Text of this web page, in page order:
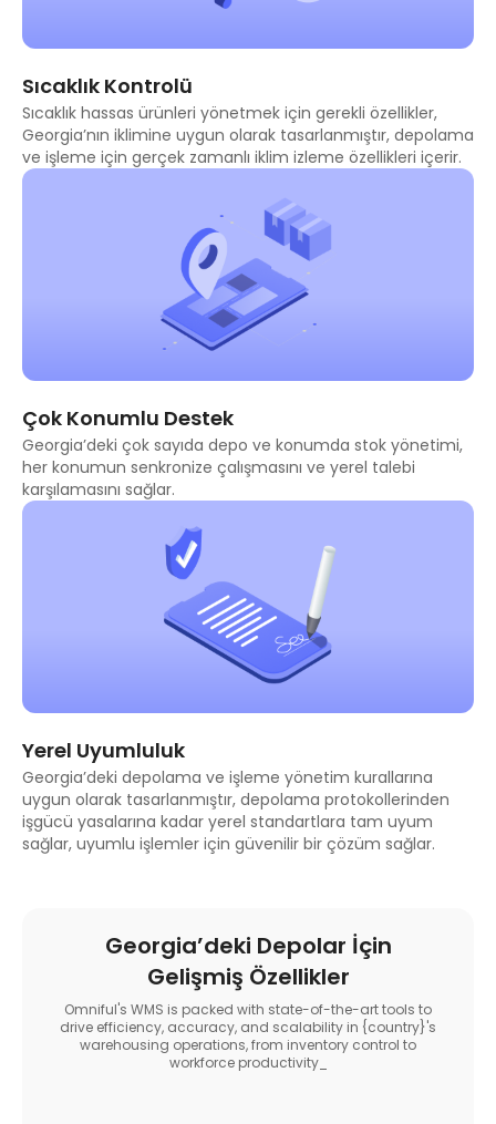
Sıcaklık Kontrolü
Sıcaklık hassas ürünleri yönetmek için gerekli özellikler,
Georgia’nın iklimine uygun olarak tasarlanmıştır, depolama
ve işleme için gerçek zamanlı iklim izleme özellikleri içerir.
Çok Konumlu Destek
Georgia’deki çok sayıda depo ve konumda stok yönetimi,
her konumun senkronize çalışmasını ve yerel talebi
karşılamasını sağlar.
Yerel Uyumluluk
Georgia’deki depolama ve işleme yönetim kurallarına
uygun olarak tasarlanmıştır, depolama protokollerinden
işgücü yasalarına kadar yerel standartlara tam uyum
sağlar, uyumlu işlemler için güvenilir bir çözüm sağlar.
Georgia’deki Depolar İçin
Gelişmiş Özellikler
Omniful's WMS is packed with state-of-the-art tools to
drive efficiency, accuracy, and scalability in {country}'s
warehousing operations, from inventory control to
workforce productivity_